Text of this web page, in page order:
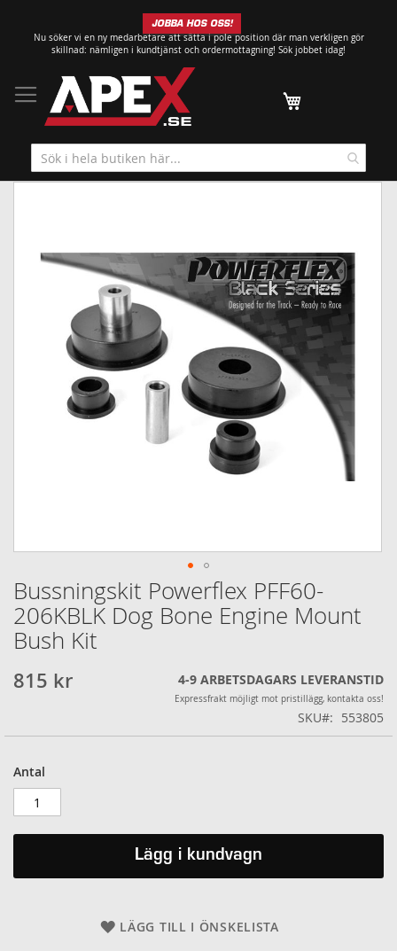
till
innehållet
JOBBA HOS OSS!
Nu söker vi en ny medarbetare att sätta i pole position där man verkligen gör
skillnad: nämligen i kundtjänst och ordermottagning! Sök jobbet idag!
Min kundvagn
Bussningskit Powerflex PFF60-
206KBLK Dog Bone Engine Mount
Bush Kit
815 kr 4-9 ARBETSDAGARS LEVERANSTID
Expressfrakt möjligt mot pristillägg, kontakta oss!
SKU 553805
Antal
Lägg i kundvagn
LÄGG TILL I ÖNSKELISTA
bildgalleriet
Hoppa
till
början
av